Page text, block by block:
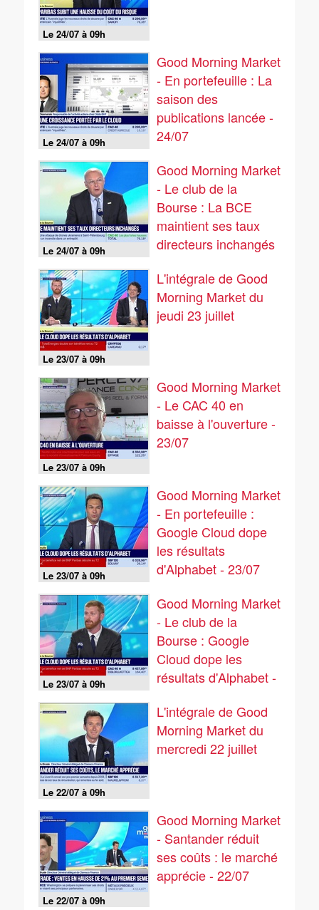
Le 24/07 à 09h
Le 24/07 à 09h
Good Morning Market
- En portefeuille : La
saison des
publications lancée -
24/07
Le 24/07 à 09h
Good Morning Market
- Le club de la
Bourse : La BCE
maintient ses taux
directeurs inchangés
Le 23/07 à 09h
L'intégrale de Good
Morning Market du
jeudi 23 juillet
Le 23/07 à 09h
Good Morning Market
- Le CAC 40 en
baisse à l'ouverture -
23/07
Le 23/07 à 09h
Good Morning Market
- En portefeuille :
Google Cloud dope
les résultats
d'Alphabet - 23/07
Le 23/07 à 09h
Good Morning Market
- Le club de la
Bourse : Google
Cloud dope les
résultats d'Alphabet -
Le 22/07 à 09h
L'intégrale de Good
Morning Market du
mercredi 22 juillet
Le 22/07 à 09h
Good Morning Market
- Santander réduit
ses coûts : le marché
apprécie - 22/07